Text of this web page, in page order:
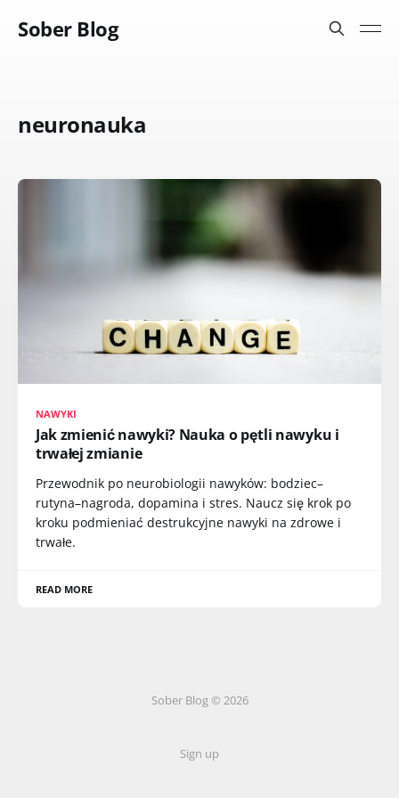
Sober Blog
neuronauka
NAWYKI
Jak zmienić nawyki? Nauka o pętli nawyku i
trwałej zmianie
Przewodnik po neurobiologii nawyków: bodziec–
rutyna–nagroda, dopamina i stres. Naucz się krok po
kroku podmieniać destrukcyjne nawyki na zdrowe i
trwałe.
READ MORE
Sober Blog © 2026
Sign up